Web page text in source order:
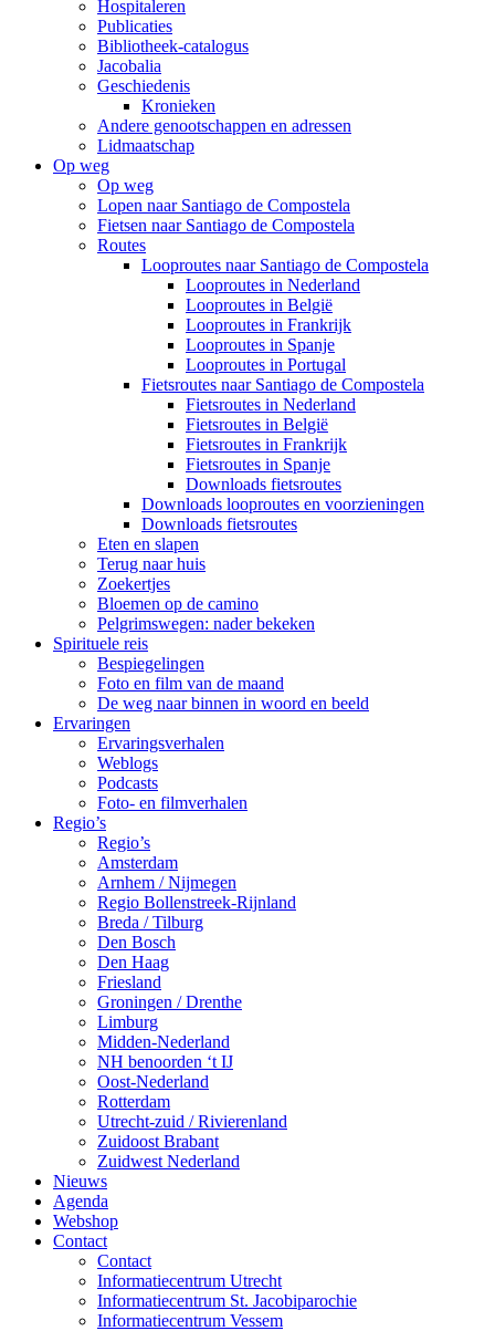
Hospitaleren
Publicaties
Bibliotheek-catalogus
Jacobalia
Geschiedenis
Kronieken
Andere genootschappen en adressen
Lidmaatschap
Op weg
Op weg
Lopen naar Santiago de Compostela
Fietsen naar Santiago de Compostela
Routes
Looproutes naar Santiago de Compostela
Looproutes in Nederland
Looproutes in België
Looproutes in Frankrijk
Looproutes in Spanje
Looproutes in Portugal
Fietsroutes naar Santiago de Compostela
Fietsroutes in Nederland
Fietsroutes in België
Fietsroutes in Frankrijk
Fietsroutes in Spanje
Downloads fietsroutes
Downloads looproutes en voorzieningen
Downloads fietsroutes
Eten en slapen
Terug naar huis
Zoekertjes
Bloemen op de camino
Pelgrimswegen: nader bekeken
Spirituele reis
Bespiegelingen
Foto en film van de maand
De weg naar binnen in woord en beeld
Ervaringen
Ervaringsverhalen
Weblogs
Podcasts
Foto- en filmverhalen
Regio’s
Regio’s
Amsterdam
Arnhem / Nijmegen
Regio Bollenstreek-Rijnland
Breda / Tilburg
Den Bosch
Den Haag
Friesland
Groningen / Drenthe
Limburg
Midden-Nederland
NH benoorden ‘t IJ
Oost-Nederland
Rotterdam
Utrecht-zuid / Rivierenland
Zuidoost Brabant
Zuidwest Nederland
Nieuws
Agenda
Webshop
Contact
Contact
Informatiecentrum Utrecht
Informatiecentrum St. Jacobiparochie
Informatiecentrum Vessem